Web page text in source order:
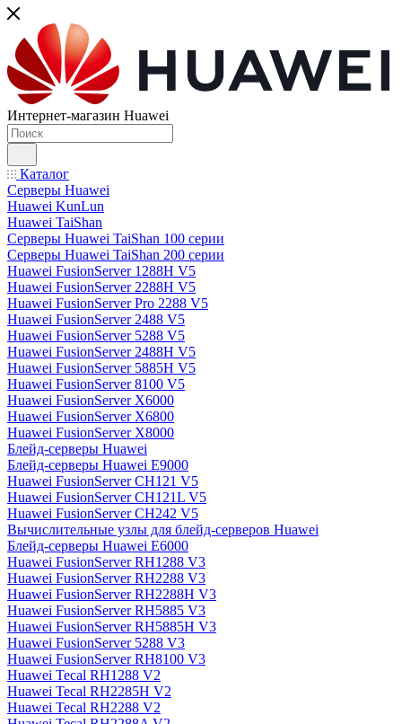
Интернет-магазин Huawei
Каталог
Серверы Huawei
Huawei KunLun
Huawei TaiShan
Серверы Huawei TaiShan 100 серии
Серверы Huawei TaiShan 200 серии
Huawei FusionServer 1288H V5
Huawei FusionServer 2288H V5
Huawei FusionServer Pro 2288 V5
Huawei FusionServer 2488 V5
Huawei FusionServer 5288 V5
Huawei FusionServer 2488H V5
Huawei FusionServer 5885H V5
Huawei FusionServer 8100 V5
Huawei FusionServer X6000
Huawei FusionServer X6800
Huawei FusionServer X8000
Блейд-серверы Huawei
Блейд-серверы Huawei E9000
Huawei FusionServer CH121 V5
Huawei FusionServer CH121L V5
Huawei FusionServer CH242 V5
Вычислительные узлы для блейд-серверов Huawei
Блейд-серверы Huawei E6000
Huawei FusionServer RH1288 V3
Huawei FusionServer RH2288 V3
Huawei FusionServer RH2288H V3
Huawei FusionServer RH5885 V3
Huawei FusionServer RH5885H V3
Huawei FusionServer 5288 V3
Huawei FusionServer RH8100 V3
Huawei Tecal RH1288 V2
Huawei Tecal RH2285H V2
Huawei Tecal RH2288 V2